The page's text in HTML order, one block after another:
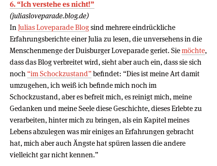
6. “Ich verstehe es nicht!”
(juliasloveparade.blog.de)
In Julias Loveparade Blogsind mehrere eindrückliche
Erfahrungsberichte einer Julia zu lesen, die unversehens in die
Menschenmenge der Duisburger Loveparade geriet. Siemöchte,
dass das Blog verbreitet wird, sieht aber auch ein, dass sie sich
noch “im Schockzustand”befindet: “Dies ist meine Art damit
umzugehen, ich weiß ich befinde mich noch im
Schockzustand, aber es befreit mich, es reinigt mich, meine
Gedanken und meine Seele diese Geschichte, dieses Erlebte zu
verarbeiten, hinter mich zu bringen, als ein Kapitel meines
Lebens abzulegen was mir einiges an Erfahrungen gebracht
hat, mich aber auch Ängste hat spüren lassen die andere
vielleicht gar nicht kennen.”